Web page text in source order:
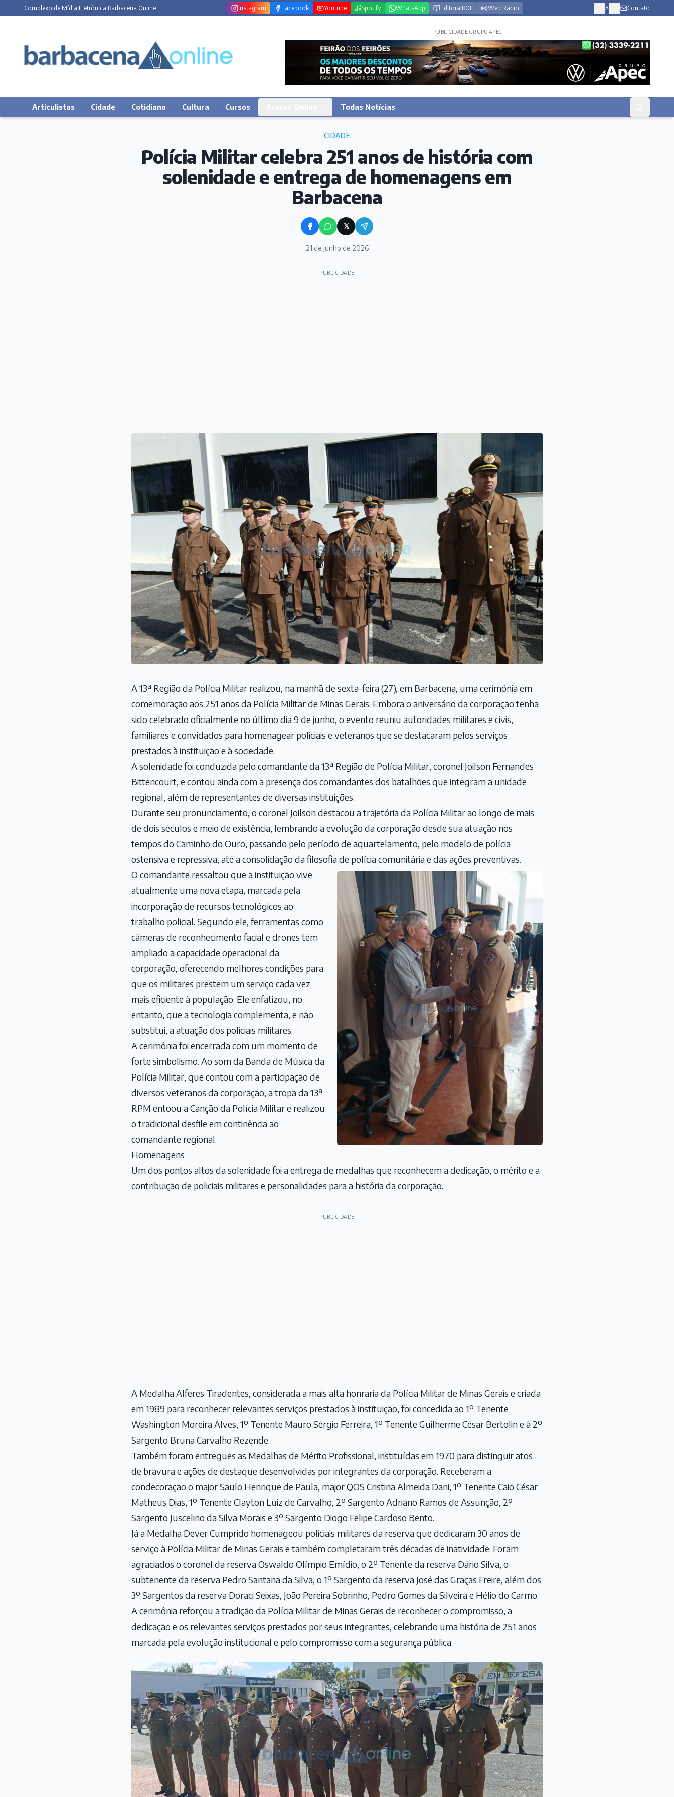
Complexo de Mídia Eletrônica Barbacena Online Instagram Facebook Youtube Spotify WhatsApp Editora BOL Web Rádio A Contato
PUBLICIDADE GRUPO APEC
Articulistas Cidade Cotidiano Cultura Cursos Todas Notícias
CIDADE
Polícia Militar celebra 251 anos de história com
solenidade e entrega de homenagens em
Barbacena
𝕏
21 de junho de 2026
PUBLICIDADE
A 13ª Região da Polícia Militar realizou, na manhã de sexta-feira (27), em Barbacena, uma cerimônia em
comemoração aos 251 anos da Polícia Militar de Minas Gerais. Embora o aniversário da corporação tenha
sido celebrado oficialmente no último dia 9 de junho, o evento reuniu autoridades militares e civis,
familiares e convidados para homenagear policiais e veteranos que se destacaram pelos serviços
prestados à instituição e à sociedade.
A solenidade foi conduzida pelo comandante da 13ª Região de Polícia Militar, coronel Joilson Fernandes
Bittencourt, e contou ainda com a presença dos comandantes dos batalhões que integram a unidade
regional, além de representantes de diversas instituições.
Durante seu pronunciamento, o coronel Joilson destacou a trajetória da Polícia Militar ao longo de mais
de dois séculos e meio de existência, lembrando a evolução da corporação desde sua atuação nos
tempos do Caminho do Ouro, passando pelo período de aquartelamento, pelo modelo de polícia
ostensiva e repressiva, até a consolidação da filosofia de polícia comunitária e das ações preventivas.
O comandante ressaltou que a instituição vive
atualmente uma nova etapa, marcada pela
incorporação de recursos tecnológicos ao
trabalho policial. Segundo ele, ferramentas como
câmeras de reconhecimento facial e drones têm
ampliado a capacidade operacional da
corporação, oferecendo melhores condições para
que os militares prestem um serviço cada vez
mais eficiente à população. Ele enfatizou, no
entanto, que a tecnologia complementa, e não
substitui, a atuação dos policiais militares.
A cerimônia foi encerrada com um momento de
forte simbolismo. Ao som da Banda de Música da
Polícia Militar, que contou com a participação de
diversos veteranos da corporação, a tropa da 13ª
RPM entoou a Canção da Polícia Militar e realizou
o tradicional desfile em continência ao
comandante regional.
Homenagens
Um dos pontos altos da solenidade foi a entrega de medalhas que reconhecem a dedicação, o mérito e a
contribuição de policiais militares e personalidades para a história da corporação.
PUBLICIDADE
A Medalha Alferes Tiradentes, considerada a mais alta honraria da Polícia Militar de Minas Gerais e criada
em 1989 para reconhecer relevantes serviços prestados à instituição, foi concedida ao 1º Tenente
Washington Moreira Alves, 1º Tenente Mauro Sérgio Ferreira, 1º Tenente Guilherme César Bertolin e à 2º
Sargento Bruna Carvalho Rezende.
Também foram entregues as Medalhas de Mérito Profissional, instituídas em 1970 para distinguir atos
de bravura e ações de destaque desenvolvidas por integrantes da corporação. Receberam a
condecoração o major Saulo Henrique de Paula, major QOS Cristina Almeida Dani, 1º Tenente Caio César
Matheus Dias, 1º Tenente Clayton Luiz de Carvalho, 2º Sargento Adriano Ramos de Assunção, 2º
Sargento Juscelino da Silva Morais e 3º Sargento Diogo Felipe Cardoso Bento.
Já a Medalha Dever Cumprido homenageou policiais militares da reserva que dedicaram 30 anos de
serviço à Polícia Militar de Minas Gerais e também completaram três décadas de inatividade. Foram
agraciados o coronel da reserva Oswaldo Olímpio Emídio, o 2º Tenente da reserva Dário Silva, o
subtenente da reserva Pedro Santana da Silva, o 1º Sargento da reserva José das Graças Freire, além dos
3º Sargentos da reserva Doraci Seixas, João Pereira Sobrinho, Pedro Gomes da Silveira e Hélio do Carmo.
A cerimônia reforçou a tradição da Polícia Militar de Minas Gerais de reconhecer o compromisso, a
dedicação e os relevantes serviços prestados por seus integrantes, celebrando uma história de 251 anos
marcada pela evolução institucional e pelo compromisso com a segurança pública.